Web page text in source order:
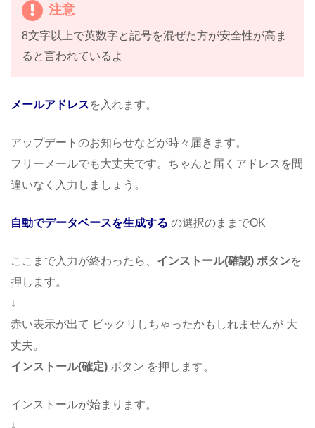
注意
8文字以上で英数字と記号を混ぜた方が安全性が高ま
ると言われているよ
メールアドレスを入れます。
アップデートのお知らせなどが時々届きます。
フリーメールでも大丈夫です。ちゃんと届くアドレスを間
違いなく入力しましょう。
自動でデータベースを生成する の選択のままでOK
ここまで入力が終わったら、 インストール(確認) ボタンを
押します。
↓
赤い表示が出て ビックリしちゃったかもしれませんが 大
丈夫。
インストール(確定) ボタン を押します。
インストールが始まります。
↓